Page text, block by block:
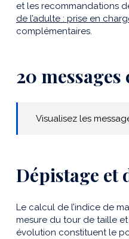
et les recommandations
de l’adulte : prise en
complémentaires.
20 messages
Visualisez les
Dépistage et
Le calcul de l’indice de
mesure du tour de taille
évolution constituent le